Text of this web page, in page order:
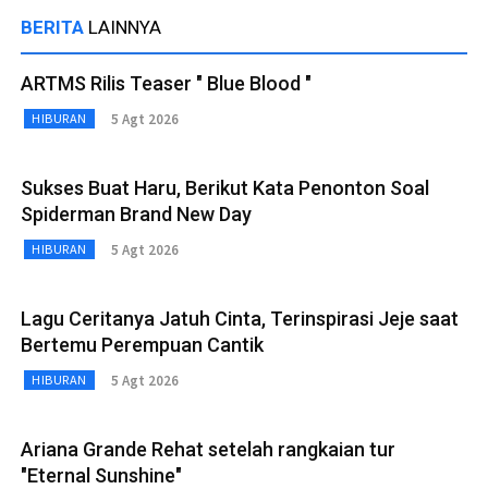
BERITA LAINNYA
ARTMS Rilis Teaser " Blue Blood "
HIBURAN 5 Agt 2026
Sukses Buat Haru, Berikut Kata Penonton Soal
Spiderman Brand New Day
HIBURAN 5 Agt 2026
Lagu Ceritanya Jatuh Cinta, Terinspirasi Jeje saat
Bertemu Perempuan Cantik
HIBURAN 5 Agt 2026
Ariana Grande Rehat setelah rangkaian tur
"Eternal Sunshine"